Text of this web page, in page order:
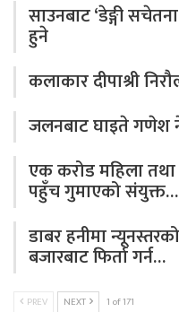
साउनबाट ‘डेङ्गी
हुने
कलाकार दीपाश्री
जलनबाट घाइते गणेश
एक करोड महिला
पहुँच गुमाएको संयुक्त…
डाबर हनीमा
बजारबाट फिर्ता गर्न…
PREV NEXT 1 of 171